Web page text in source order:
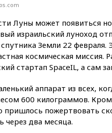
Луны может появиться
израильский луноход
Земли 22 февраля.
космическая миссия.
стартап SpaceIL, а сам
аппарат из всех,
600 килограммов.
пришлось пожертвовать
два месяца.